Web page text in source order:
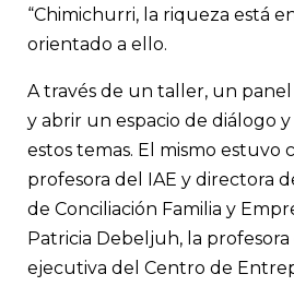
“Chimichurri, la riqueza está
orientado a ello.
A través de un taller, un
y abrir un espacio de diálogo
estos temas. El mismo estuvo
profesora del IAE y directora
de Conciliación Familia y
Patricia Debeljuh, la
ejecutiva del Centro de